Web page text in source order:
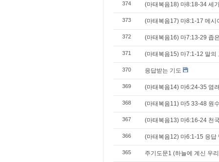
374 (마태복음18) 마8:18-34 세
373 (마태복음17) 마8:1-17 메시
372 (마태복음16) 마7:13-29 좁
371 (마태복음15) 마7:1-12 말의
370 응답받는 기도
369 (마태복음14) 마6:24-35 염
368 (마태복음11) 마5 33-48 원
367 (마태복음13) 마6:16-24 천
366 (마태복음12) 마6:1-15 응답
365 주기도문1 (하늘에 계신 우